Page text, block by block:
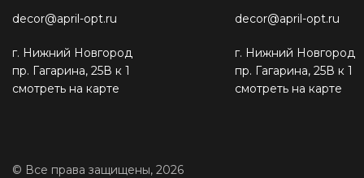
decor@april-opt.ru
г. Нижний Новгород
пр. Гагарина, 25В к 1
смотреть на карте
decor@april-opt.ru
г. Нижний Новгород
пр. Гагарина, 25В к 1
смотреть на карте
© Все права защищены, 2026